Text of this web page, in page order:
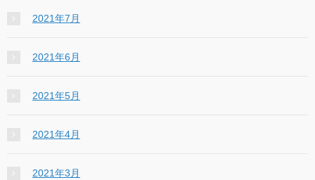
2021年7月
2021年6月
2021年5月
2021年4月
2021年3月